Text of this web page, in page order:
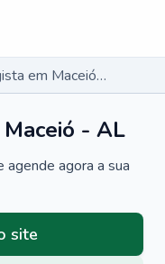
Dermatologista em Maceió - AL
- AL
agora a sua
site